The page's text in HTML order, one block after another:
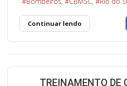
Continuar lendo
TREINAMENTO DE